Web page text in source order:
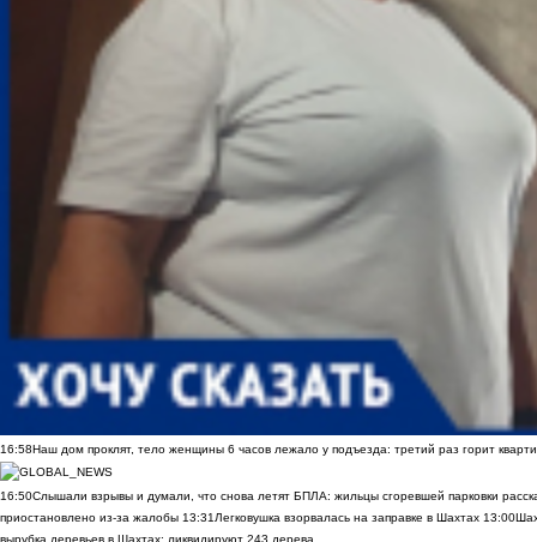
16:58Наш дом проклят, тело женщины 6 часов лежало у подъезда: третий раз горит
16:50Слышали взрывы и думали, что снова летят БПЛА: жильцы сгоревшей парковки
приостановлено из-за жалобы 13:31 Легковушка взорвалась на заправке в Шахтах 13:00
вырубка деревьев в Шахтах: ликвидируют 243 дерева